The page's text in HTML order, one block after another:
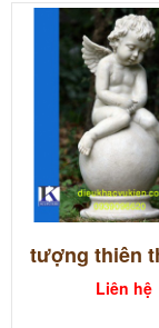
tượng thiên
Liên hệ